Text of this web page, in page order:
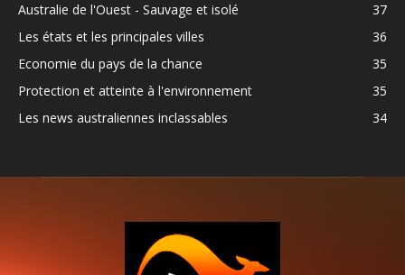
Australie de l'Ouest - Sauvage et isolé
37
Les états et les principales villes
36
Economie du pays de la chance
35
Protection et atteinte à l'environnement
35
Les news australiennes inclassables
34